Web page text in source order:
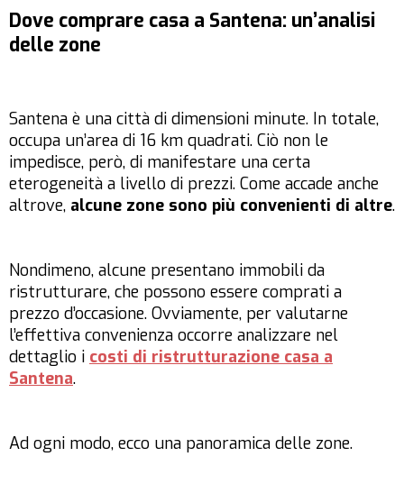
Dove comprare casa a Santena: un’analisi
delle zone
Santena è una città di dimensioni minute. In totale,
occupa un’area di 16 km quadrati. Ciò non le
impedisce, però, di manifestare una certa
eterogeneità a livello di prezzi. Come accade anche
altrove, alcune zone sono più convenienti di altre.
Nondimeno, alcune presentano immobili da
ristrutturare, che possono essere comprati a
prezzo d’occasione. Ovviamente, per valutarne
l’effettiva convenienza occorre analizzare nel
dettaglio i costi di ristrutturazione casa a
Santena.
Ad ogni modo, ecco una panoramica delle zone.